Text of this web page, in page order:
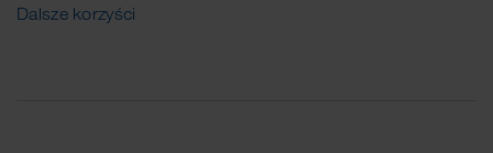
Dalsze korzyści